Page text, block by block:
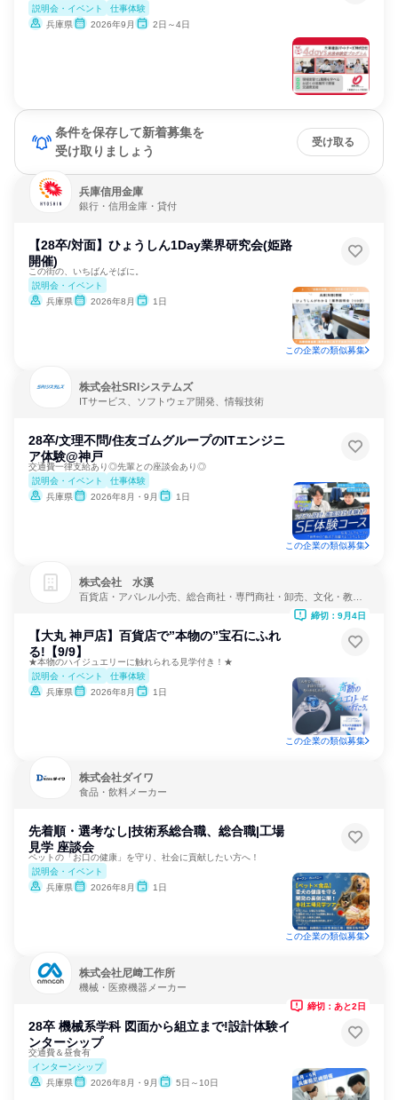
説明会・イベント
仕事体験
兵庫県
2026年9月 2日～4日
条件を保存して新着募集を
受け取りましょう
受け取る
兵庫信用金庫
銀行・信用金庫・貸付
【28卒/対面】ひょうしん1Day業界研究会(姫路
開催)
この街の、いちばんそばに。
説明会・イベント
兵庫県
2026年8月 1日
この企業の類似募集
株式会社SRIシステムズ
ITサービス、ソフトウェア開発、情報技術
28卒/文理不問/住友ゴムグループのITエンジニ
ア体験@神戸
交通費一律支給あり◎先輩との座談会あり◎
説明会・イベント
仕事体験
兵庫県
2026年8月・9月 1日
この企業の類似募集
株式会社 水溪
百貨店・アパレル小売、総合商社・専門商社・卸売、文化・教
【大丸 神戸店】百貨店で”本物の”宝石にふれ
る!【9/9】
★本物のハイジュエリーに触れられる見学付き！★
説明会・イベント
仕事体験
兵庫県
2026年8月 1日
締切：9月4日
この企業の類似募集
株式会社ダイワ
食品・飲料メーカー
先着順・選考なし|技術系総合職、総合職|工場
見学 座談会
ペットの「お口の健康」を守り、社会に貢献したい方へ！
説明会・イベント
兵庫県
2026年8月 1日
この企業の類似募集
株式会社尼﨑工作所
機械・医療機器メーカー
28卒 機械系学科 図面から組立まで!設計体験イ
ンターシップ
交通費＆昼食有
インターンシップ
兵庫県
2026年8月・9月 5日～10日
締切：あと2日